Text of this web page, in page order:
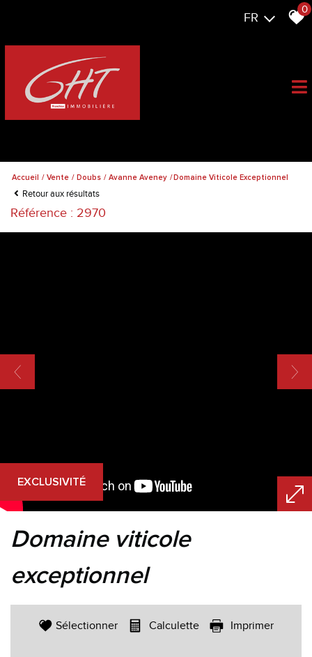
FR
0
Accueil Vente Doubs Avanne Aveney Domaine Viticole Exceptionnel
Retour aux résultats
Référence : 2970
EXCLUSIVITÉ
domaine viticole
exceptionnel
Sélectionner Calculette Imprimer